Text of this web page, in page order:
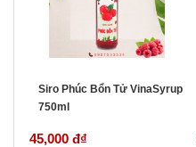
Siro Phúc Bổn Tử VinaSyrup
750ml
45,000 đ₫